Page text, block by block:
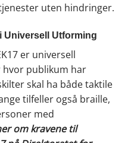
uten hindringer.
Universell Utforming
er universell
hvor publikum har
skal ha både taktile
tilfeller også braille,
med
om kravene til